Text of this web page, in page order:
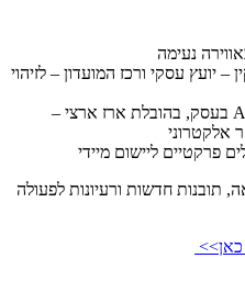
נעימה
– יועץ עסקי ורכז המועדון – לזיהוי
סדנה מעשית בנושא שימושי AI בעסק, בהובלת ארז ארצי –
אלקטרוני
פרקטיים ליישום מיידי
חדשות ורעיונות לפעולה
כאן>>